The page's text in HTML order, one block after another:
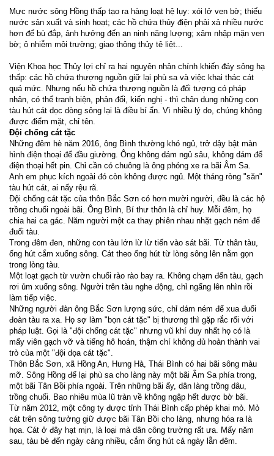
Mực nước sông Hồng thấp tạo ra hàng loạt hệ lụy: xói lở ven bờ; thiếu
nước sản xuất và sinh hoạt; các hồ chứa thủy điện phải xả nhiều nước
hơn để bù đắp, ảnh hưởng đến an ninh năng lượng; xâm nhập mặn ven
bờ; ô nhiễm môi trường; giao thông thủy tê liệt...
Viện Khoa học Thủy lợi chỉ ra hai nguyên nhân chính khiến đáy sông hạ
thấp: các hồ chứa thượng nguồn giữ lại phù sa và việc khai thác cát
quá mức. Nhưng nếu hồ chứa thượng nguồn là đối tượng có pháp
nhân, có thể tranh biện, phản đối, kiến nghị - thì chân dung những con
tàu hút cát dọc dòng sông lại là điều bí ẩn. Vì nhiều lý do, chúng không
được điểm mặt, chỉ tên.
Đội chống cát tặc
Những đêm hè năm 2016, ông Bình thường khó ngủ, trở dậy bật màn
hình điện thoại để đầu giường. Ông không dám ngủ sâu, không dám để
điện thoại hết pin. Chỉ cần có chuông là ông phóng xe ra bãi Âm Sa.
Anh em phục kích ngoài đó còn không được ngủ. Một tháng ròng "săn"
tàu hút cát, ai nấy rệu rã.
Đội chống cát tặc của thôn Bắc Sơn có hơn mười người, đều là các hộ
trồng chuối ngoài bãi. Ông Bình, Bí thư thôn là chỉ huy. Mỗi đêm, họ
chia hai ca gác. Năm người một ca thay phiên nhau nhặt gạch ném để
đuổi tàu.
Trong đêm đen, những con tàu lớn lừ lừ tiến vào sát bãi. Từ thân tàu,
ống hút cắm xuống sông. Cát theo ống hút từ lòng sông lên nằm gọn
trong lòng tàu.
Một loạt gạch từ vườn chuối rào rào bay ra. Không chạm đến tàu, gạch
rơi ủm xuống sông. Người trên tàu nghe động, chỉ ngẩng lên nhìn rồi
làm tiếp việc.
Những người đàn ông Bắc Sơn lượng sức, chỉ dám ném để xua đuổi
đoàn tàu ra xa. Họ sợ làm "bọn cát tặc" bị thương thì gặp rắc rối với
pháp luật. Gọi là "đội chống cát tặc" nhưng vũ khí duy nhất họ có là
mấy viên gạch vỡ và tiếng hô hoán, thậm chí không đủ hoàn thành vai
trò của một "đội dọa cát tặc".
Thôn Bắc Sơn, xã Hồng An, Hưng Hà, Thái Bình có hai bãi sông màu
mỡ. Sông Hồng để lại phù sa cho làng này một bãi Âm Sa phía trong,
một bãi Tân Bồi phía ngoài. Trên những bãi ấy, dân làng trồng dâu,
trồng chuối. Bao nhiêu mùa lũ tràn về không ngập hết được bờ bãi.
Từ năm 2012, một công ty được tỉnh Thái Bình cấp phép khai mỏ. Mỏ
cát trên sông tưởng giữ được bãi Tân Bồi cho làng, nhưng hóa ra là
họa. Cát ở đây hạt mịn, là loại mà dân công trường rất ưa. Mấy năm
sau, tàu bè đến ngày càng nhiều, cắm ống hút cả ngày lẫn đêm.